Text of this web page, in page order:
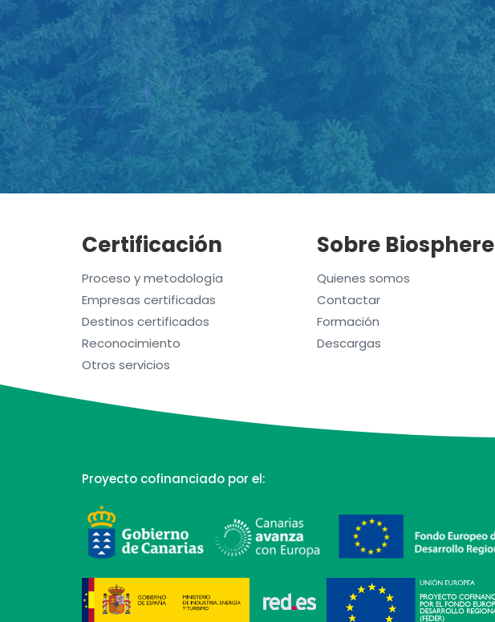
Certificación
Proceso y metodología
Empresas certificadas
Destinos certificados
Reconocimiento
Otros servicios
Sobre Biosphere
Quienes somos
Contactar
Formación
Descargas
Proyecto cofinanciado por el: